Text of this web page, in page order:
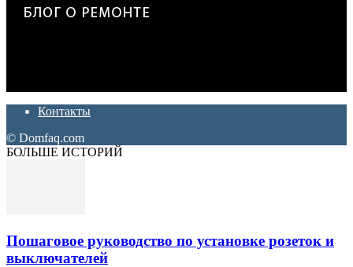
Контакты
© Domfaq.com
БОЛЬШЕ ИСТОРИЙ
Пошаговое руководство по установке розеток и
выключателей